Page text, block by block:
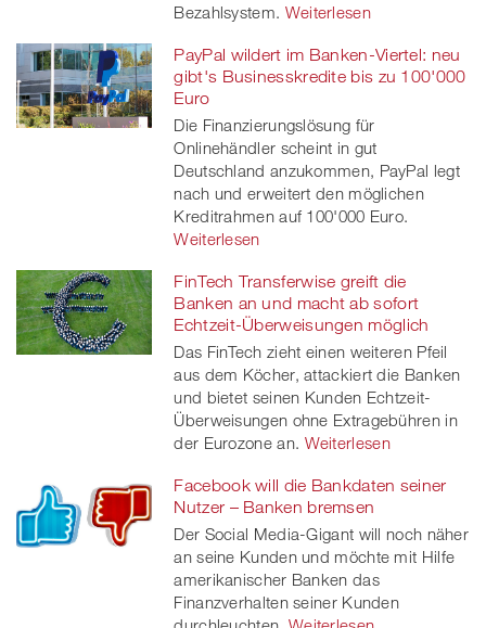
Bezahlsystem. Weiterlesen
PayPal wildert im Banken-Viertel: neu
gibt's Businesskredite bis zu 100'000
Euro
Die Finanzierungslösung für
Onlinehändler scheint in gut
Deutschland anzukommen, PayPal legt
nach und erweitert den möglichen
Kreditrahmen auf 100'000 Euro.
Weiterlesen
FinTech Transferwise greift die
Banken an und macht ab sofort
Echtzeit-Überweisungen möglich
Das FinTech zieht einen weiteren Pfeil
aus dem Köcher, attackiert die Banken
und bietet seinen Kunden Echtzeit-
Überweisungen ohne Extragebühren in
der Eurozone an. Weiterlesen
Facebook will die Bankdaten seiner
Nutzer – Banken bremsen
Der Social Media-Gigant will noch näher
an seine Kunden und möchte mit Hilfe
amerikanischer Banken das
Finanzverhalten seiner Kunden